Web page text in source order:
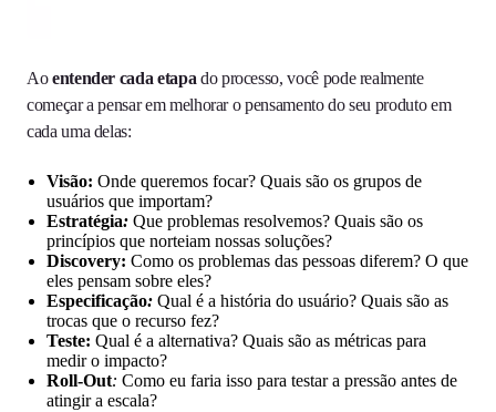
Aoentender cada etapa do processo, você pode realmente
começar a pensar em melhorar o pensamento do seu produto em
cada uma delas:
Visão: Onde queremos focar? Quais são os grupos de
usuários que importam?
Estratégia: Que problemas resolvemos? Quais são os
princípios que norteiam nossas soluções?
Discovery: Como os problemas das pessoas diferem? O que
eles pensam sobre eles?
Especificação: Qual é a história do usuário? Quais são as
trocas que o recurso fez?
Teste: Qual é a alternativa? Quais são as métricas para
medir o impacto?
Roll-Out: Como eu faria isso para testar a pressão antes de
atingir a escala?